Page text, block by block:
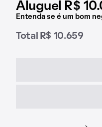
Aluguel R$
Entenda se é um bom
Total R$ 10.659